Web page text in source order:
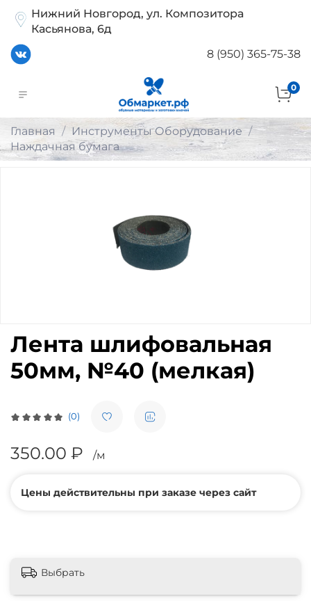
Нижний Новгород, ул. Композитора
Касьянова, 6д
8 (950) 365-75-38
0
Главная
Инструменты Оборудование
Наждачная бумага
(0)
Лента шлифовальная
50мм, №40 (мелкая)
350.00 ₽ /м
Цены действительны при заказе через сайт
Выбрать